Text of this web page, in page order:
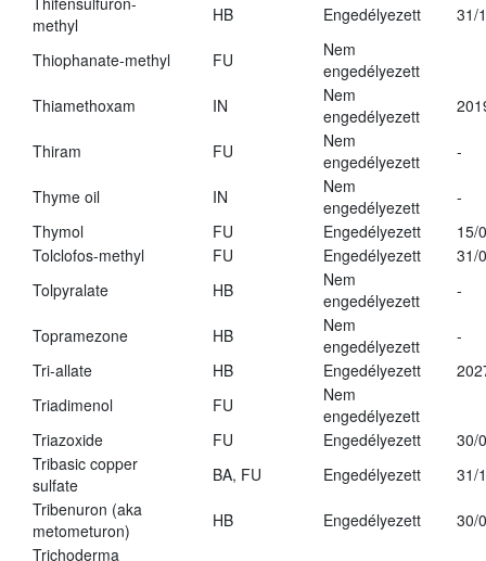
methyl
HB Engedélyezett 31/
Thiophanate-methyl FU
Nem
engedélyezett
Thiamethoxam
IN
Nem
engedélyezett
Thiram FU
Nem
engedélyezett
-
Thyme oil IN
Nem
engedélyezett
-
Thymol
FU Engedélyezett
15/
Tolclofos-methyl
FU Engedélyezett
31/
Tolpyralate
HB
Nem
engedélyezett
-
Topramezone HB
Nem
engedélyezett
-
Tri-allate
HB Engedélyezett
Triadimenol
FU
Nem
engedélyezett
Triazoxide
FU Engedélyezett
30/
Tribasic copper
sulfate
BA, FU Engedélyezett
31/
Tribenuron (aka
metometuron)
HB Engedélyezett
30/
Trichoderma